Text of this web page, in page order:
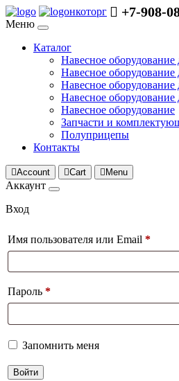
нкоторг +7-908-
Меню
Каталог
Навесное
Навесное оборудование
Навесное оборудование
Навесное оборудование
Навесное оборудование
Запчасти и
Полуприцепы
Контакты
Account Cart Menu
Аккаунт
Вход
Имя пользователя или Email *
Пароль *
Запомнить меня
Войти